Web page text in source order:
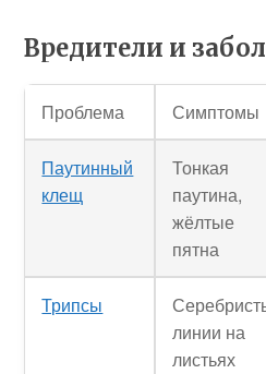
Вредители и
Проблема Симптомы
Паутинный
клещ
Тонкая
паутина,
жёлтые
пятна
Трипсы
линии на
листьях